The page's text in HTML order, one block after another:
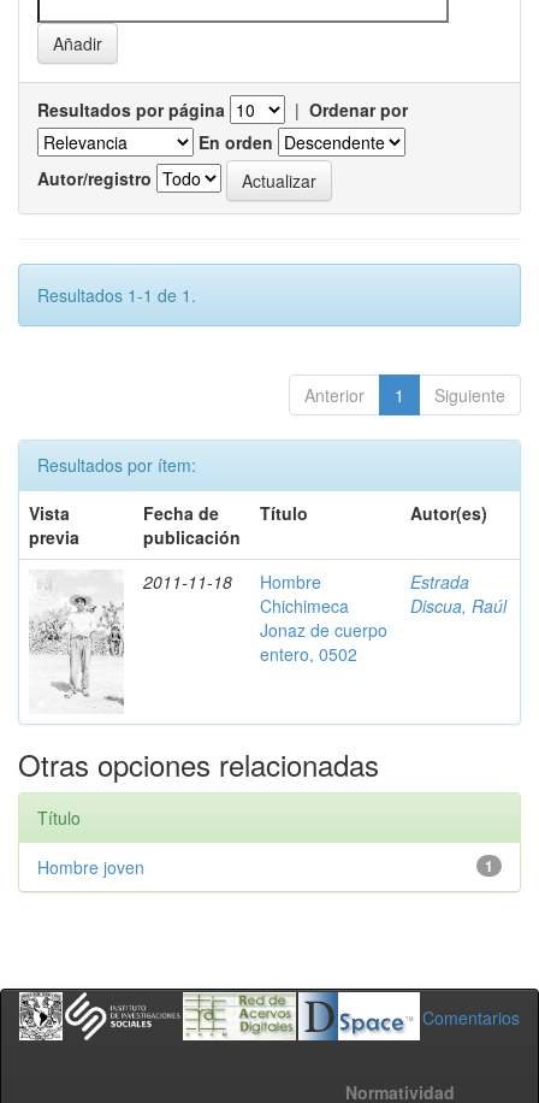
Resultados por página | Ordenar por
En orden
Autor/registro
Resultados 1-1 de 1.
Anterior 1 Siguiente
Resultados por ítem:
Vista
previa
Fecha de
publicación
Título Autor(es)
2011-11-18
Hombre
Chichimeca
Jonaz de cuerpo
entero, 0502
Estrada
Discua, Raúl
Otras opciones relacionadas
Título
1
Hombre joven
Comentarios
Normatividad